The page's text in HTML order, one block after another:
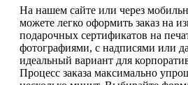
На нашем сайте или через
можете легко оформить заказ на
подарочных сертификатов на
фотографиями, с надписями или
идеальный вариант для
Процесс заказа максимально